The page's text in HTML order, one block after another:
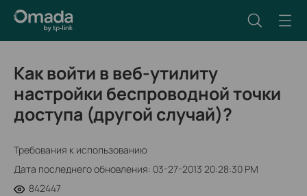
Как войти в веб-утилиту
настройки беспроводной точки
доступа (другой случай)?
Требования к использованию
Дата последнего обновления: 03-27-2013 20:28:30 PM
842447